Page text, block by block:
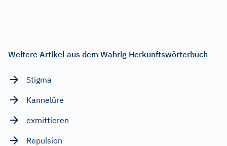
Weitere Artikel aus dem Wahrig Herkunftswörterbuch
Stigma
Kannelüre
exmittieren
Repulsion